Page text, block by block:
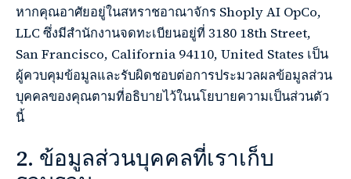
หากคุณอาศัยอยู่ในสหราชอาณาจักร Shoply AI OpCo,
LLC ซึ่งมีสำนักงานจดทะเบียนอยู่ที่ 3180 18th Street,
San Francisco, California 94110, United States เป็น
ผู้ควบคุมข้อมูลและรับผิดชอบต่อการประมวลผลข้อมูลส่วน
บุคคลของคุณตามที่อธิบายไว้ในนโยบายความเป็นส่วนตัว
นี้
2. ข้อมูลส่วนบุคคลที่เราเก็บ